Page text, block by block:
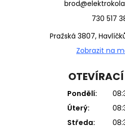
730 517
Pražská 3807,
Zobrazit na
Pondělí:
Úterý:
Středa: